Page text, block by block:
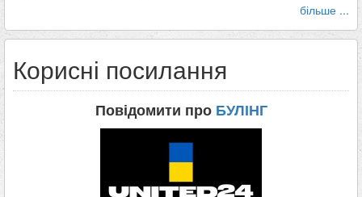
більше ...
Корисні посилання
Повідомити про БУЛІНГ